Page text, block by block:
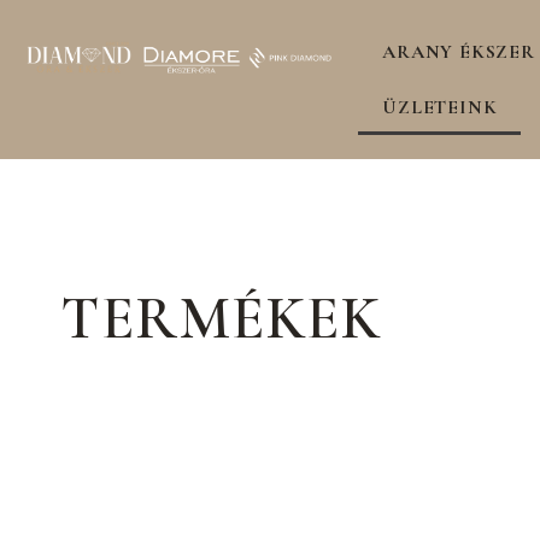
ARANY ÉKSZER
ÜZLETEINK
TERMÉKEK